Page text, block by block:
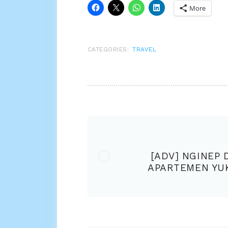
More
CATEGORIES: TRAVEL
[ADV] NGINEP
APARTEMEN